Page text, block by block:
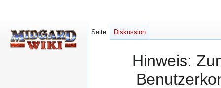
Hinweis:
Seite Diskussion